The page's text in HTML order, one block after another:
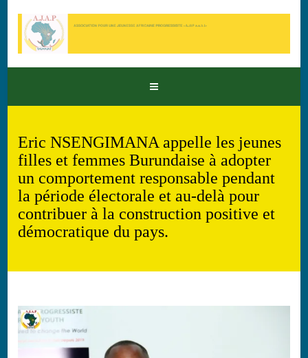
Eric NSENGIMANA appelle les jeunes
filles et femmes Burundaise à adopter
un comportement responsable pendant
la période électorale et au-delà pour
contribuer à la construction positive et
démocratique du pays.